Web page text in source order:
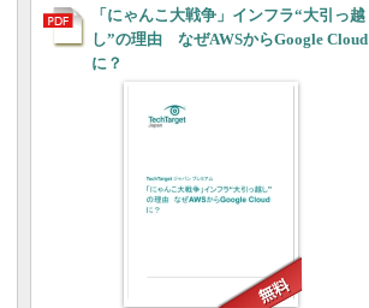
「にゃんこ大戦争」インフラ“大引っ越
し”の理由 なぜAWSからGoogle Cloud
に？